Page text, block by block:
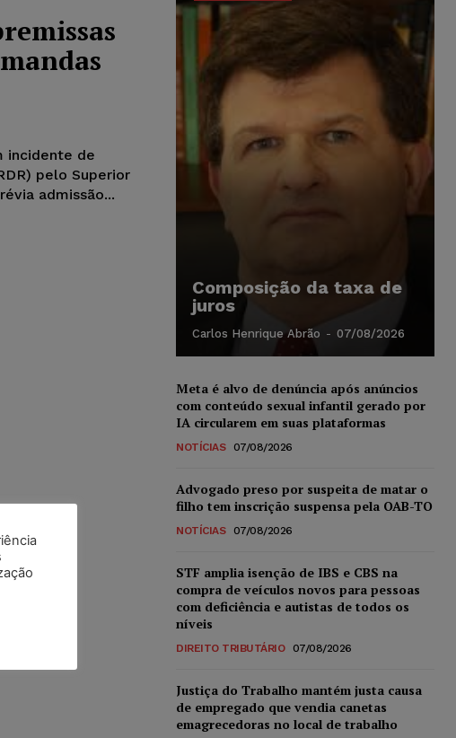
incidente de
pelo Superior
admissão...
Composição da taxa de
juros
Carlos Henrique Abrão - 07/08/2026
Meta é alvo de denúncia após anúncios
com conteúdo sexual infantil gerado por
IA circularem em suas plataformas
NOTÍCIAS 07/08/2026
Advogado preso por suspeita de matar o
filho tem inscrição suspensa pela OAB-TO
NOTÍCIAS 07/08/2026
STF amplia isenção de IBS e CBS na
compra de veículos novos para pessoas
com deficiência e autistas de todos os
níveis
DIREITO TRIBUTÁRIO 07/08/2026
Justiça do Trabalho mantém justa causa
de empregado que vendia canetas
emagrecedoras no local de trabalho